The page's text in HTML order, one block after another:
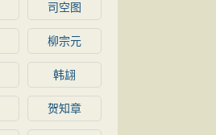
司空图
柳宗元
韩翃
贺知章